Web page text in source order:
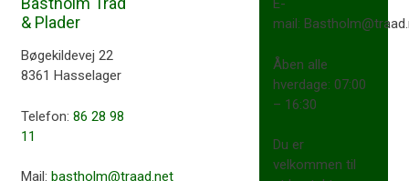
& Plader
​Bøgekildevej 22
8361 Hasselager​
Telefon: 86 28 98
11
Mail: bastholm@traad.net
E-
mail:
​Åben alle
hverdage: 07:00
– 16:30​
Du er
velkommen til